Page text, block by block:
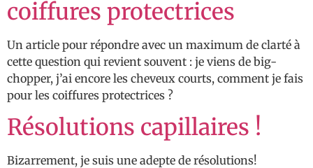
coiffures protectrices
Un article pour répondre avec un maximum de clarté à
cette question qui revient souvent : je viens de big-
chopper, j’ai encore les cheveux courts, comment je fais
pour les coiffures protectrices ?
Résolutions capillaires !
Bizarrement, je suis une adepte de résolutions!